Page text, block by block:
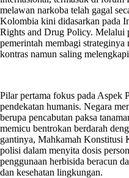
melawan narkoba telah gagal
Kolombia kini didasarkan pada
Rights and Drug Policy. Melalui
pemerintah membagi
kontras namun saling
Pilar pertama fokus pada Aspek
pendekatan humanis. Negara
berupa pencabutan paksa
memicu bentrokan berdarah
gantinya, Mahkamah Konstitusi
polisi dalam menyita dosis
penggunaan herbisida beracun
dan kesehatan lingkungan.